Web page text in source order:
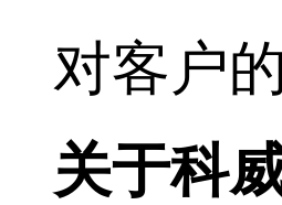
对客户
关于科